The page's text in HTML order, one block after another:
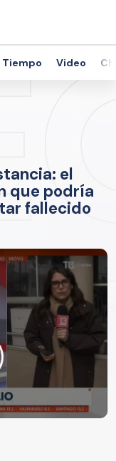
Tiempo Video
el
que podría
fallecido